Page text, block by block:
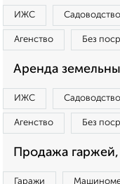
ИЖС Садоводство
Агенство Без
Аренда
ИЖС Садоводство
Агенство Без
Продажа
Гаражи